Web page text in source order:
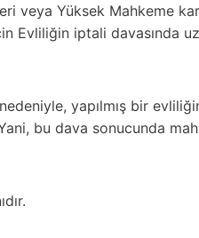
veya Yüksek Mahkeme
Evliliğin iptali davasında
yapılmış bir
bu dava sonucunda